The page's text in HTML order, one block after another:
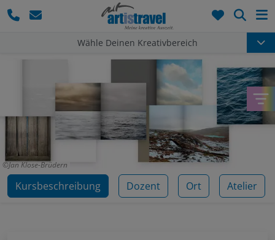
Wähle Deinen Kreativbereich
Jan Klose-Brüdern
Kursbeschreibung Dozent Ort Atelier